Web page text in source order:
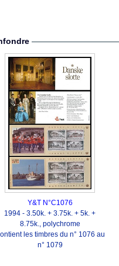
Y&T N°C1076
1994 - 3.50k. + 3.75k. + 5k. +
8.75k., polychrome
les timbres du n° 1076 au
n° 1079